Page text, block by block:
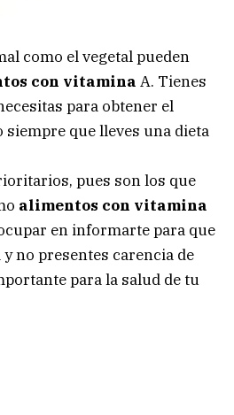
como el vegetal pueden
con vitamina A. Tienes
para obtener el
que lleves una dieta
pues son los que
alimentos con vitamina
en informarte para que
no presentes carencia de
para la salud de tu